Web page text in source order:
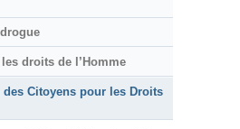
droits de l’Homme
Citoyens pour les Droits